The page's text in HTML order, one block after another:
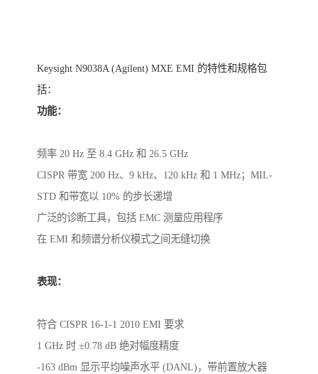
Keysight N9038A (Agilent) MXE EMI 的特性和规格包
括：
功能：
频率 20 Hz 至 8.4 GHz 和 26.5 GHz
CISPR 带宽 200 Hz、9 kHz、120 kHz 和 1 MHz； MIL-
STD 和带宽以 10% 的步长递增
广泛的诊断工具，包括 EMC 测量应用程序
在 EMI 和频谱分析仪模式之间无缝切换
表现：
符合 CISPR 16-1-1 2010 EMI 要求
1 GHz 时 ±0.78 dB 绝对幅度精度
-163 dBm 显示平均噪声水平 (DANL)，带前置放大器